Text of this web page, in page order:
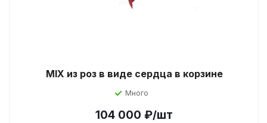
MIX из роз в виде сердца в корзине
Много
104 000 ₽/шт